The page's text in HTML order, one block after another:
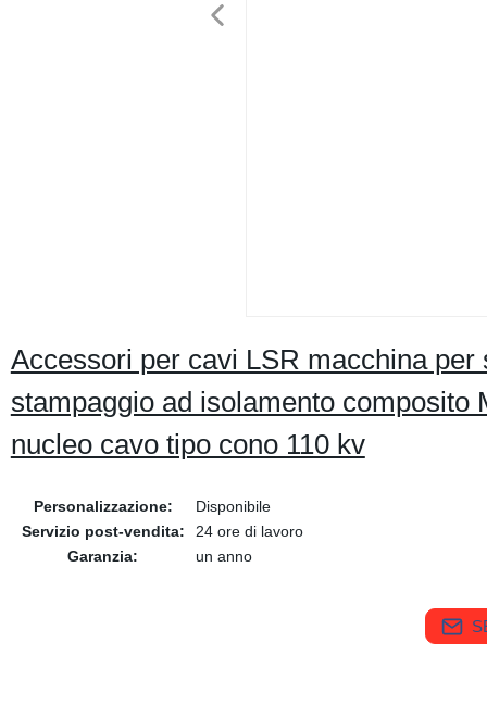
Accessori per cavi LSR macchina
stampaggio ad isolamento
nucleo cavo tipo cono 110 kv
Personalizzazione:
Disponibile
Servizio post-vendita:
24 ore di lavoro
Garanzia:
un anno